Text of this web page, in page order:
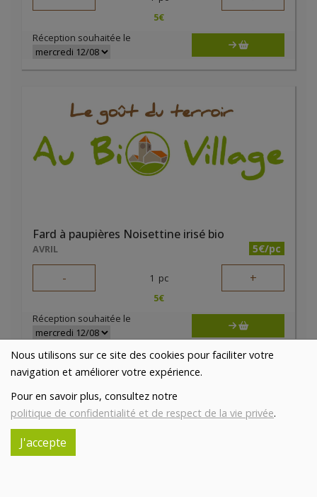
Nous utilisons sur ce site des cookies pour faciliter votre
navigation et améliorer votre expérience.
Pour en savoir plus, consultez notre
politique de confidentialité et de respect de la vie privée.
J'accepte
5€
Réception souhaitée le
Fard à paupières Noisettine irisé bio
AVRIL 5€/pc
- 1 pc +
5€
Réception souhaitée le